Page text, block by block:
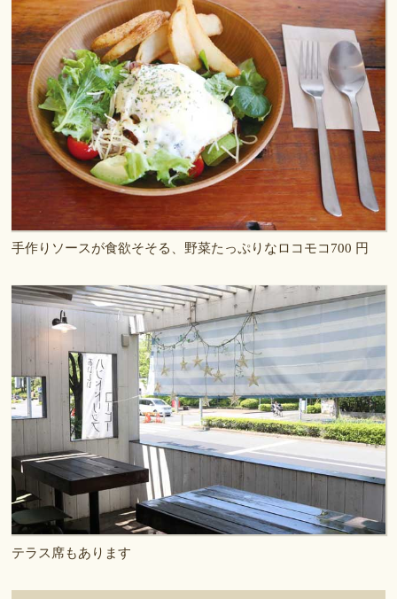
手作りソースが食欲そそる、野菜たっぷりなロコモコ700 円
テラス席もあります